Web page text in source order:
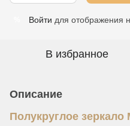
Войти для отображения
В избранное
Описание
Полукруглое зеркало